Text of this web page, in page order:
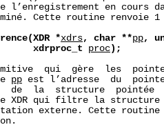
l’enregistrement en cours
Cette routine renvoie
*xdrs, char **pp,
xdrproc_t
proc );
qui  gère  les
pp est l’adresse  du
de  la  structure
XDR qui filtre la
externe. Cette